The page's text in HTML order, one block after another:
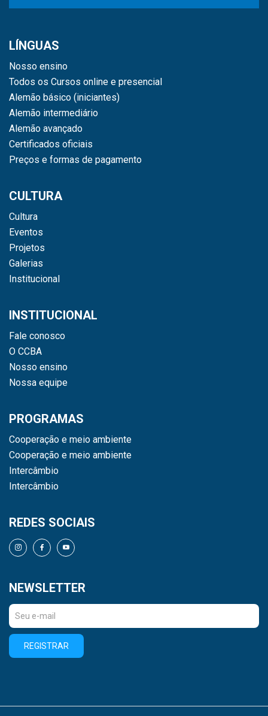
LÍNGUAS
Nosso ensino
Todos os Cursos online e presencial
Alemão básico (iniciantes)
Alemão intermediário
Alemão avançado
Certificados oficiais
Preços e formas de pagamento
CULTURA
Cultura
Eventos
Projetos
Galerias
Institucional
INSTITUCIONAL
Fale conosco
O CCBA
Nosso ensino
Nossa equipe
PROGRAMAS
Cooperação e meio ambiente
Cooperação e meio ambiente
Intercâmbio
Intercâmbio
REDES SOCIAIS
NEWSLETTER
REGISTRAR